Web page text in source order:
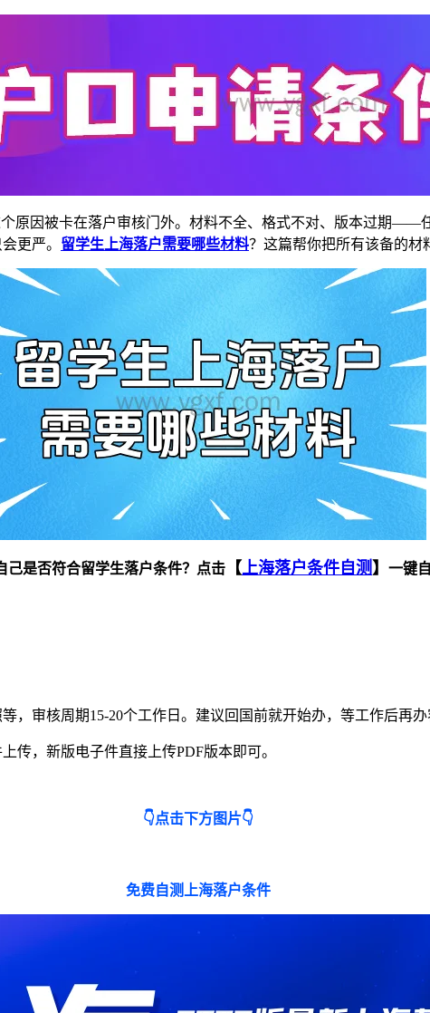
原因被卡在落户审核门外。材料不全、格式不对、版本过期——
更严。 留学生上海落户需要哪些材料？这篇帮你把所有该备的材
己是否符合留学生落户条件？点击 【 上海落户条件自测 】 一键
审核周期15-20个工作日。建议回国前就开始办，等工作后再办
传，新版电子件直接上传PDF版本即可。
👇点击下方图片👇
免费自测上海落户条件